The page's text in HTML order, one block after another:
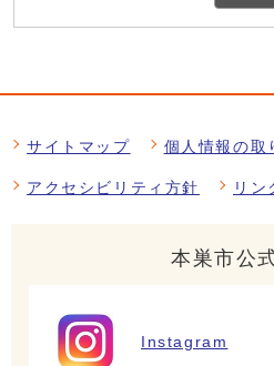
サイトマップ 個人情報の取
アクセシビリティ方針 リン
本巣市公
Instagram